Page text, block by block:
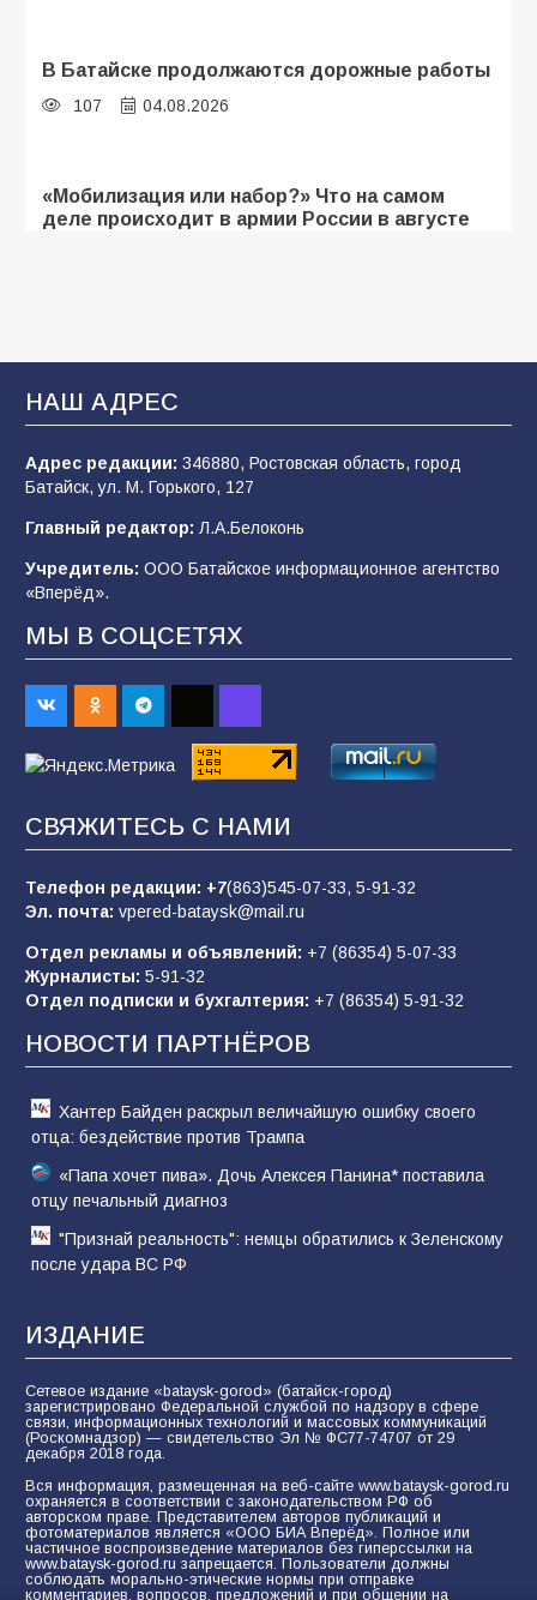
В Батайске продолжаются дорожные работы
107 04.08.2026
«Мобилизация или набор?» Что на самом
деле происходит в армии России в августе
Будет ли мобилизация в России в 2026 году
после выборов: в Госдуме дали ответ
107 06.08.2026
строительные профессии в ходе
спортивного праздника
89
«Слухами Москву не возьмёшь»: почему
заявления Киева о мобилизации — это
отчаяние, а не разведка
83 02.08.2026
Батайчане вышли в финал Всероссийского
конкурса «Большая перемена»
62 04.08.2026
Командовал боем до последнего: герой
61 05.08.2026
НАШ АДРЕС
Адрес редакции: 346880, Ростовская область, город
Батайск, ул. М. Горького, 127
Главный редактор: Л.А.Белоконь
Учредитель: ООО Батайское информационное агентство
«Вперёд».
МЫ В СОЦСЕТЯХ
СВЯЖИТЕСЬ С НАМИ
Телефон редакции: +7(863)545-07-33, 5-91-32
Эл. почта: vpered-bataysk@mail.ru
Отдел рекламы и объявлений: +7 (86354) 5-07-33
Журналисты: 5-91-32
Отдел подписки и бухгалтерия: +7 (86354) 5-91-32
НОВОСТИ ПАРТНЁРОВ
Хантер Байден раскрыл величайшую ошибку своего
отца: бездействие против Трампа
«Папа хочет пива». Дочь Алексея Панина* поставила
отцу печальный диагноз
"Признай реальность": немцы обратились к Зеленскому
после удара ВС РФ
ИЗДАНИЕ
Сетевое издание «bataysk-gorod» (батайск-город)
зарегистрировано Федеральной службой по надзору в сфере
связи, информационных технологий и массовых коммуникаций
(Роскомнадзор) — свидетельство Эл № ФС77-74707 от 29
декабря 2018 года.
Вся информация, размещенная на веб-сайте www.bataysk-gorod.ru
охраняется в соответствии с законодательством РФ об
авторском праве. Представителем авторов публикаций и
фотоматериалов является «ООО БИА Вперёд». Полное или
частичное воспроизведение материалов без гиперссылки на
www.bataysk-gorod.ru запрещается. Пользователи должны
соблюдать морально-этические нормы при отправке
комментариев, вопросов, предложений и при общении на